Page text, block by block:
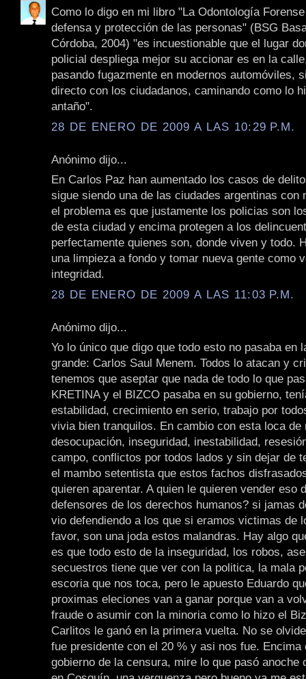
Como lo digo en mi libro "La Odontología
defensa y protección de las personas" (BSG
Córdoba, 2004) "es incuestionable que el lugar
policial despliega mejor su accionar es en la
pasando fugazmente en modernos automóviles,
directo con los ciudadanos, caminando como lo
antaño".
28 DE ENERO DE 2009 A LAS 10:29 P.M.
Anónimo dijo...
En Carlos Paz han aumentado los casos de
sigue siendo una de las ciudades argentinas con
el problema es que justamente los policias son
de esta ciudad y encima protegen a los
perfectamente quienes son, donde viven y todo.
una limpieza a fondo y tomar nueva gente como
integridad.
28 DE ENERO DE 2009 A LAS 11:03 P.M.
Anónimo dijo...
Yo lo único que digo que todo esto no pasaba en
grande: Carlos Saul Menem. Todos lo atacan y
tenemos que aseptar que nada de todo lo que
KRETINA y el BIZCO pasaba en su gobierno,
estabilidad, crecimiento en serio, trabajo por
vivia bien tranquilos. En cambio con esta loca de
desocupación, inseguridad, inestabilidad,
campo, conflictos por todos lados y sin dejar de
el mambo setentista que estos fachos
quieren aparentar. A quien le quieren vender eso
defensores de los derechos humanos? si jamas
vio defendiendo a los que si eramos victimas de
favor, son una joda estos malandras. Hay algo
es que todo esto de la inseguridad, los robos,
secuestros tiene que ver con la politica, la mala
escoria que nos toca, pero le apuesto Eduardo
proximas eleciones van a ganar porque van a
fraude o asumir con la minoria como lo hizo el
Carlitos le ganó en la primera vuelta. No se
fue presidente con el 20 % y asi nos fue. Encima
gobierno de la censura, mire lo que pasó anoche